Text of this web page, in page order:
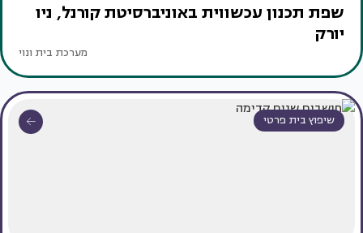
שפת תכנון עכשווית באוניברסיטת קורנל, ניו
יורק
מערכת בית ונוי
שיפוץ בית פרטי